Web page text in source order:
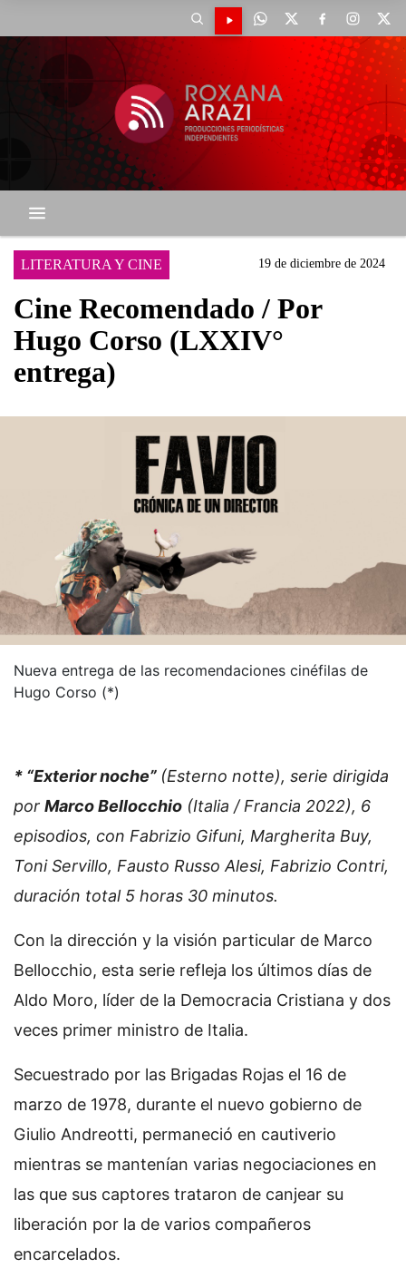
LITERATURA Y CINE 19 de diciembre de 2024
Cine Recomendado / Por
Hugo Corso (LXXIV°
entrega)
Nueva entrega de las recomendaciones cinéfilas de
Hugo Corso (*)
* “Exterior noche” (Esterno notte), serie dirigida
por Marco Bellocchio (Italia / Francia 2022), 6
episodios, con Fabrizio Gifuni, Margherita Buy,
Toni Servillo, Fausto Russo Alesi, Fabrizio Contri,
duración total 5 horas 30 minutos.
Con la dirección y la visión particular de Marco
Bellocchio, esta serie refleja los últimos días de
Aldo Moro, líder de la Democracia Cristiana y dos
veces primer ministro de Italia.
Secuestrado por las Brigadas Rojas el 16 de
marzo de 1978, durante el nuevo gobierno de
Giulio Andreotti, permaneció en cautiverio
mientras se mantenían varias negociaciones en
las que sus captores trataron de canjear su
liberación por la de varios compañeros
encarcelados.